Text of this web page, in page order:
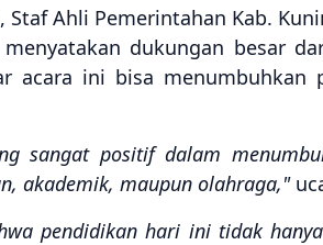
Staf Ahli Pemerintahan Kab.
dukungan besar
acara ini bisa
sangat positif dalam
akademik, maupun olahraga,"
pendidikan hari ini tidak